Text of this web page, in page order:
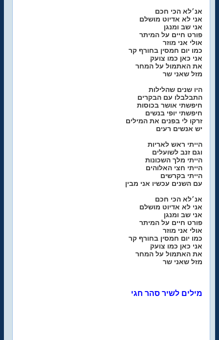
אנ׳לא הכי חכם
אני לא אדיוט מושלם
אני שב ומנגן
פורט חיים על המיתר
אולי אני מוזר
כמו יום חמסין בחורף קר
אני כאן כמו צועק
את האתמול על המחר
מזל שאני שר
היו שנים שהלילות
התבלבלו עם הבקרים
חיפשתי אושר בכוסות
חיפשתי יופי בנשים
זרקו לי בפנים את המילים
יש אנשים רעים
הייתי ראש לאריות
וגם זנב לשועלים
הייתי מלך השכונות
הייתי חצי האלוהים
הייתי בקרשים
עם השנים עכשיו אני מבין
אנ׳לא הכי חכם
אני לא אדיוט מושלם
אני שב ומנגן
פורט חיים על המיתר
אולי אני מוזר
כמו יום חמסין בחורף קר
אני כאן כמו צועק
את האתמול על המחר
מזל שאני שר
מילים לשיר סהר חגי